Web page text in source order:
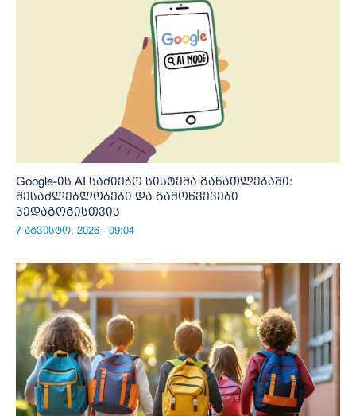
Google-ის AI საძიებო სისტემა განათლებაში:
შესაძლებლობები და გამოწვევები
პედაგოგისთვის
7 აგვისტო, 2026 - 09:04